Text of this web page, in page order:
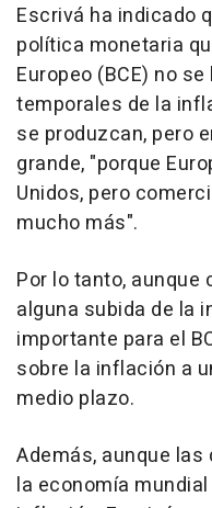
Escrivá ha indicado
política monetaria
Europeo (BCE) no
temporales de la
se produzcan, pero
grande, "porque
Unidos, pero
mucho más".
Por lo tanto, aunque
alguna subida de la
importante para el
sobre la inflación a
medio plazo.
Además, aunque
la economía